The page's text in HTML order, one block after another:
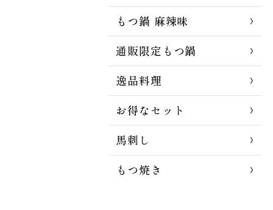
もつ鍋 麻辣味
通販限定もつ鍋
逸品料理
お得なセット
馬刺し
もつ焼き